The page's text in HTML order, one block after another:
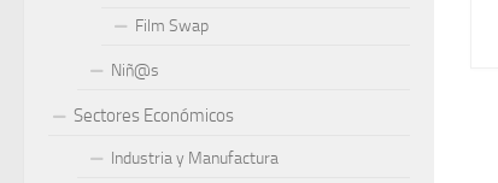
Film Swap
Niñ@s
Sectores Económicos
Industria y Manufactura